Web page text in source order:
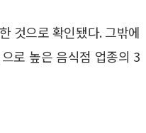
것으로 확인됐다. 그밖에
로 높은 음식점 업종의 3